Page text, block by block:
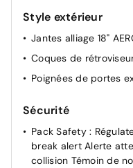
Volant réglable en
Lève-vitres AV et AR
Système Stop & Start
Siège passager
Style extérieur
Jantes alliage 18"
Coques de
Poignées de portes
Sécurité
Pack Safety :
break alert Alerte
collision Témoin de